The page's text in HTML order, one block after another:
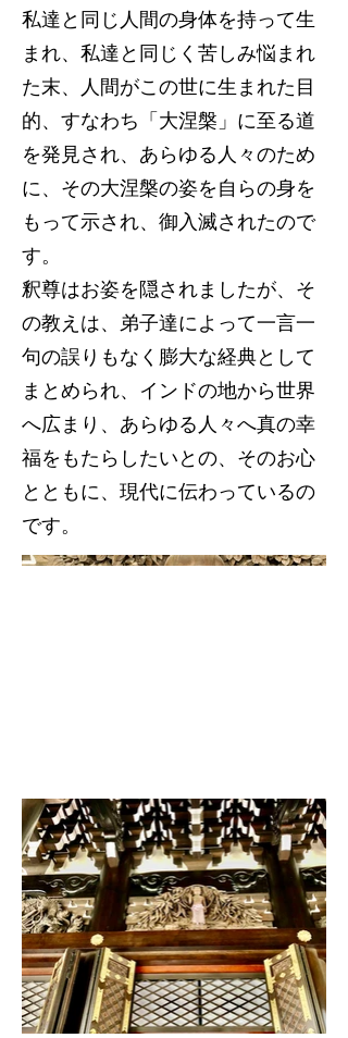
私達と同じ人間の身体を持って生
まれ、私達と同じく苦しみ悩まれ
た末、人間がこの世に生まれた目
的、すなわち「大涅槃」に至る道
を発見され、あらゆる人々のため
に、その大涅槃の姿を自らの身を
もって示され、御入滅されたので
す。
釈尊はお姿を隠されましたが、そ
の教えは、弟子達によって一言一
句の誤りもなく膨大な経典として
まとめられ、インドの地から世界
へ広まり、あらゆる人々へ真の幸
福をもたらしたいとの、そのお心
とともに、現代に伝わっているの
です。